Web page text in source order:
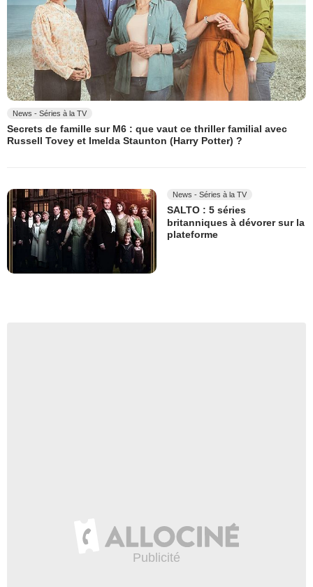
News - Séries à la TV
Secrets de famille sur M6 : que vaut ce thriller familial avec
Russell Tovey et Imelda Staunton (Harry Potter) ?
News - Séries à la TV
SALTO : 5 séries
britanniques à dévorer sur la
plateforme